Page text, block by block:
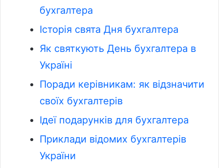
бухгалтера
Історія свята Дня бухгалтера
Як святкують День бухгалтера в
Україні
Поради керівникам: як відзначити
своїх бухгалтерів
Ідеї подарунків для бухгалтера
Приклади відомих бухгалтерів
України